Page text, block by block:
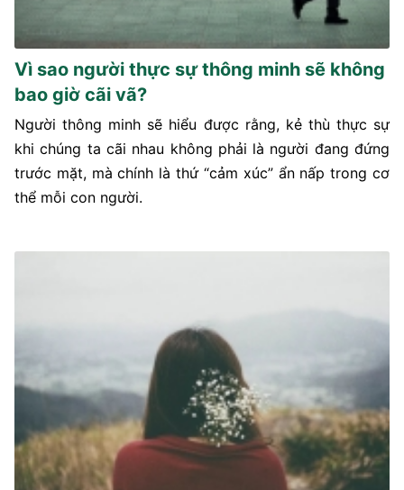
Vì sao người thực sự thông minh sẽ không
bao giờ cãi vã?
Người thông minh sẽ hiểu được rằng, kẻ thù thực sự
khi chúng ta cãi nhau không phải là người đang đứng
trước mặt, mà chính là thứ “cảm xúc” ẩn nấp trong cơ
thể mỗi con người.